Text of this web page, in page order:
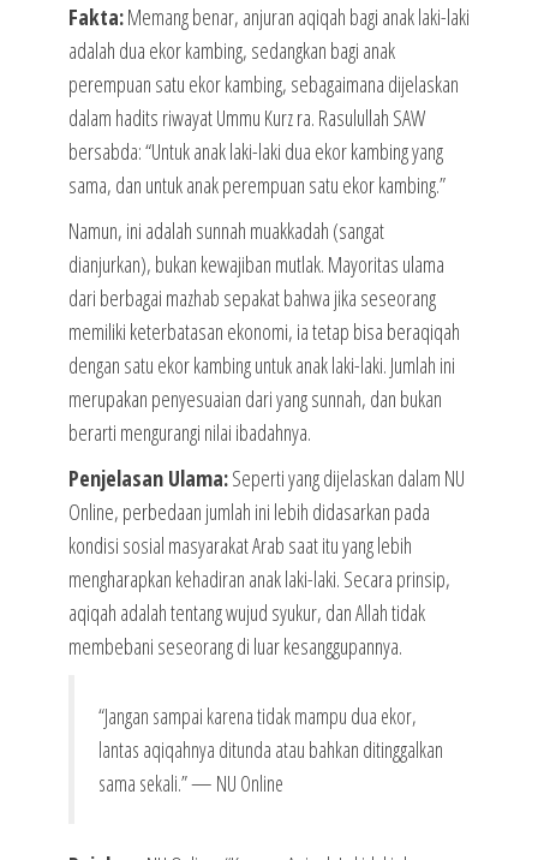
Fakta:Memang benar, anjuran aqiqah bagi anak laki-laki
adalah dua ekor kambing, sedangkan bagi anak
perempuan satu ekor kambing, sebagaimana dijelaskan
dalam hadits riwayat Ummu Kurz ra. Rasulullah SAW
bersabda: “Untuk anak laki-laki dua ekor kambing yang
sama, dan untuk anak perempuan satu ekor kambing.”
Namun, ini adalah sunnah muakkadah (sangat
dianjurkan), bukan kewajiban mutlak. Mayoritas ulama
dari berbagai mazhab sepakat bahwa jika seseorang
memiliki keterbatasan ekonomi, ia tetap bisa beraqiqah
dengan satu ekor kambing untuk anak laki-laki. Jumlah ini
merupakan penyesuaian dari yang sunnah, dan bukan
berarti mengurangi nilai ibadahnya.
Penjelasan Ulama:Seperti yang dijelaskan dalam NU
Online, perbedaan jumlah ini lebih didasarkan pada
kondisi sosial masyarakat Arab saat itu yang lebih
mengharapkan kehadiran anak laki-laki. Secara prinsip,
aqiqah adalah tentang wujud syukur, dan Allah tidak
membebani seseorang di luar kesanggupannya.
“Jangan sampai karena tidak mampu dua ekor,
lantas aqiqahnya ditunda atau bahkan ditinggalkan
sama sekali.” — NU Online